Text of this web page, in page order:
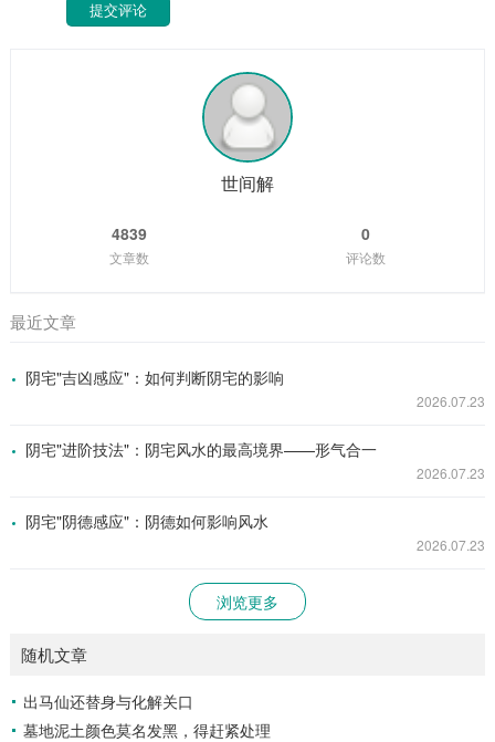
提交评论
世间解
4839
文章数
0
评论数
最近文章
阴宅"吉凶感应"：如何判断阴宅的影响
2026.07.23
阴宅"进阶技法"：阴宅风水的最高境界——形气合一
2026.07.23
阴宅"阴德感应"：阴德如何影响风水
2026.07.23
浏览更多
随机文章
出马仙还替身与化解关口
墓地泥土颜色莫名发黑，得赶紧处理